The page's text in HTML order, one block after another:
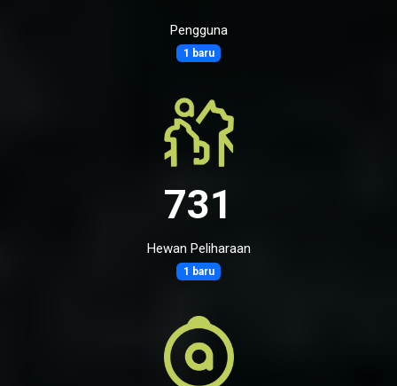
Pengguna
1 baru
731
Hewan Peliharaan
1 baru